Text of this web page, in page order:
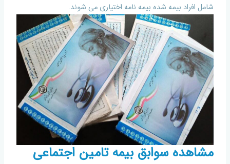
شامل افراد بیمه شده بیمه نامه اختیاری می شوند.
مشاهده سوابق بیمه تامین اجتماعی